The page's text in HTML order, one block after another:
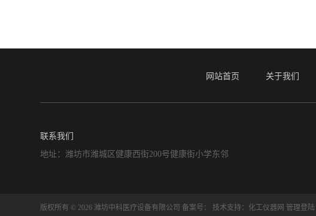
网站首页 关于我们
联系我们
地址：潍坊市潍城区健康西街200号健康街小学东邻
版权所有 © 2026 潍坊中科医疗设备有限公司 备案号： 技术支持： 化工仪器网 管理登陆